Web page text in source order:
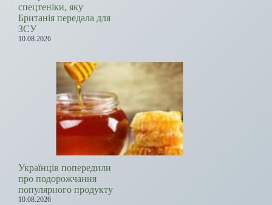
спецтеніки, яку
Британія передала для
ЗСУ
10.08.2026
Українців попередили
про подорожчання
популярного продукту
10.08.2026